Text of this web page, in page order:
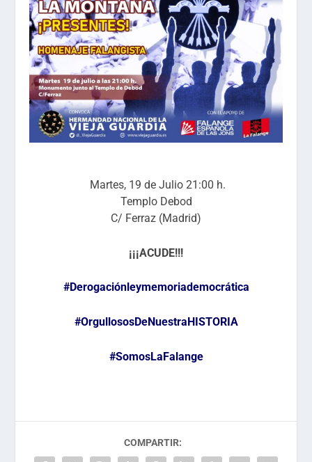
Martes, 19 de Julio 21 :00 h.
Templo Debod
C/ Ferraz (Madrid)
¡¡¡ACUDE!!!
#Derogaciónleymemoriademocrática
#OrgullososDeNuestraHISTORIA
#SomosLaFalange
COMPARTIR: